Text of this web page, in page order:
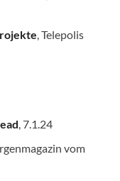
, Telepolis
, 7.1.24
vom